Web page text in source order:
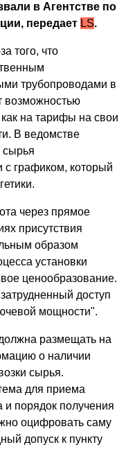
в Агентстве по
передает LS.
того, что
трубопроводами в
возможностью
на тарифы на свои
В ведомстве
сырья
с графиком, который
через прямое
присутствия
образом
установки
ценообразование.
доступ
мощности".
размещать на
о наличии
сырья.
для приема
и порядок получения
оцифровать саму
допуск к пункту